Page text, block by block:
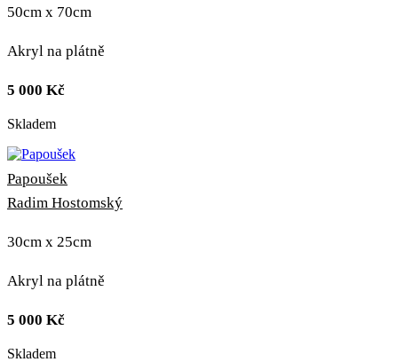
50cm x 70cm
Akryl na plátně
5 000 Kč
Skladem
Papoušek
Radim Hostomský
30cm x 25cm
Akryl na plátně
5 000 Kč
Skladem